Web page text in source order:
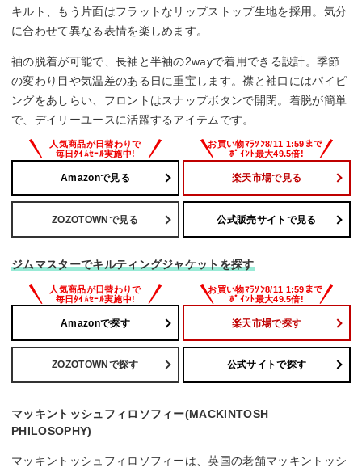
キルト、もう片面はフラットなリップストップ生地を採用。気分
に合わせて異なる表情を楽しめます。
袖の脱着が可能で、長袖と半袖の2wayで着用できる設計。季節
の変わり目や気温差のある日に重宝します。襟と袖口にはパイピ
ングをあしらい、フロントはスナップボタンで開閉。着脱が簡単
で、デイリーユースに活躍するアイテムです。
Amazonで見る 楽天市場で見る
ZOZOTOWNで見る 公式販売サイトで見る
ジムマスターでキルティングジャケットを探す
Amazonで探す 楽天市場で探す
ZOZOTOWNで探す 公式サイトで探す
マッキントッシュフィロソフィー(MACKINTOSH
PHILOSOPHY)
マッキントッシュフィロソフィーは、英国の老舗マッキントッシ